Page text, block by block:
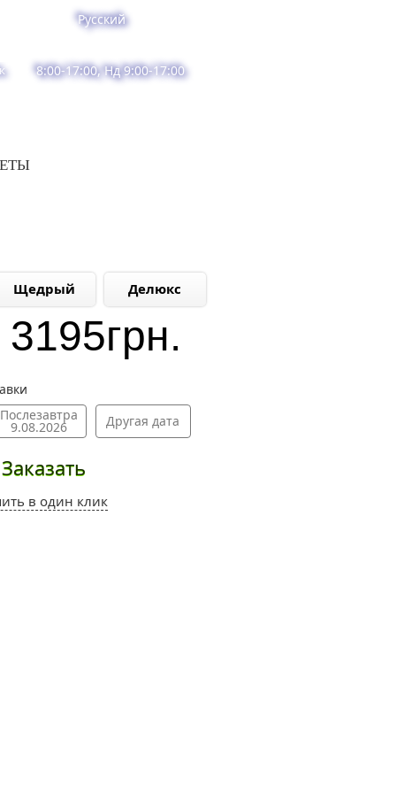
Русский
8:00-17:00, Нд 9:00-17:00
Щедрый Делюкс
3195грн.
Послезавтра
9.08.2026 Другая дата
Заказать
в один клик